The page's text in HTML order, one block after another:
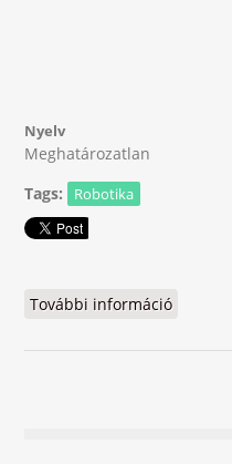
Nyelv
Meghatározatlan
Tags:
Robotika
További információ